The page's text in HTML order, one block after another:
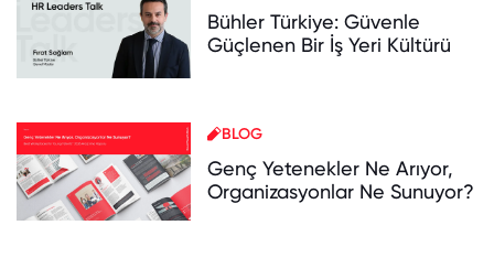
Bühler Türkiye: Güvenle
Güçlenen Bir İş Yeri Kültürü
BLOG
Genç Yetenekler Ne Arıyor,
Organizasyonlar Ne Sunuyor?